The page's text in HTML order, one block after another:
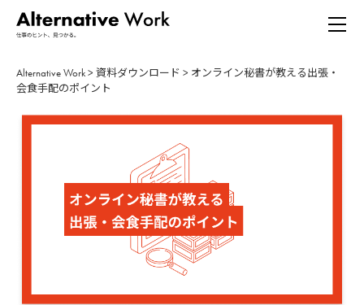
Alternative Work> 資料ダウンロード > オンライン秘書が教える出張・
会食手配のポイント